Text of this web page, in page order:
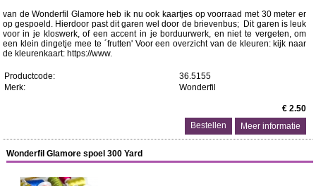
van de Wonderfil Glamore heb ik nu ook kaartjes op voorraad met 30 meter er
op gespoeld. Hierdoor past dit garen wel door de brievenbus; Dit garen is leuk
voor in je kloswerk, of een accent in je borduurwerk, en niet te vergeten, om
een klein dingetje mee te ´frutten' Voor een overzicht van de kleuren: kijk naar
de kleurenkaart: https://www.
Productcode:
36.5155
Merk:
Wonderfil
€ 2.50
Meer informatie
Wonderfil Glamore spoel 300 Yard